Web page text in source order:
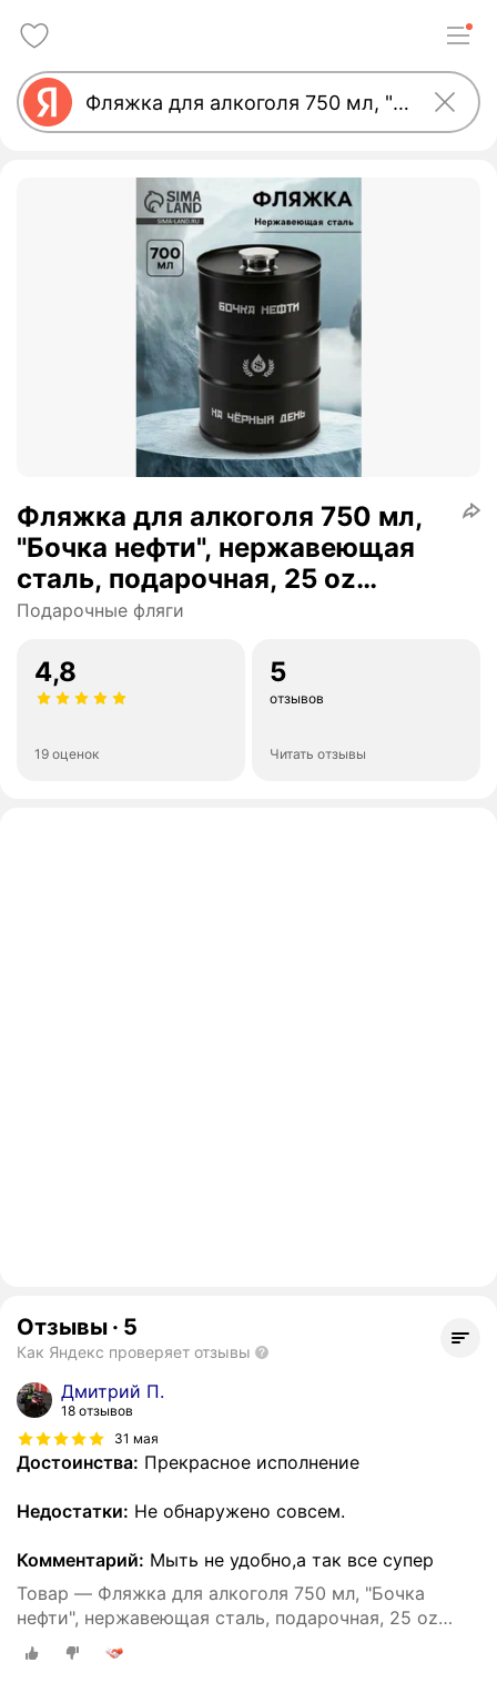
Фляжка для алкоголя 750 мл,
"Бочка нефти", нержавеющая
сталь, подарочная, 25 oz
9284917
Подарочные фляги
4,8
19 оценок
5
отзывов
Читать отзывы
Отзывы · 5
Как Яндекс проверяет отзывы
Дмитрий П.
18 отзывов
31 мая
Достоинства: Прекрасное исполнение
Недостатки: Не обнаружено совсем.
Комментарий: Мыть не удобно,а так все супер
Товар — Фляжка для алкоголя 750 мл, "Бочка
нефти", нержавеющая сталь, подарочная, 25 oz
9284917